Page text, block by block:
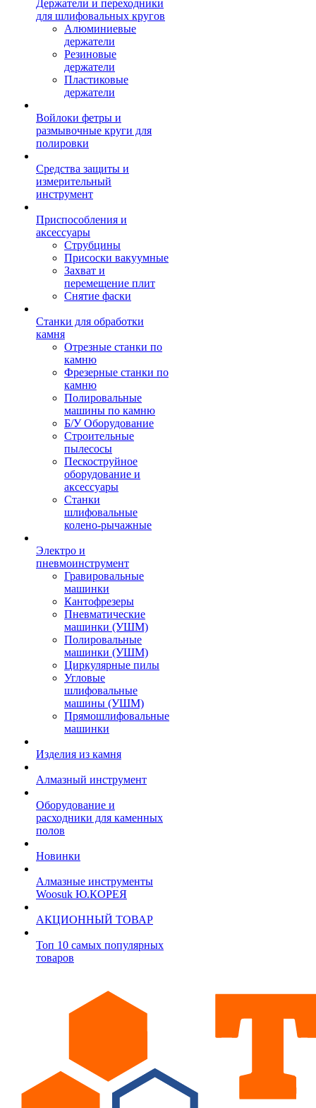
Держатели и переходники
для шлифовальных кругов
Алюминиевые
держатели
Резиновые
держатели
Пластиковые
держатели
Войлоки фетры и
размывочные круги для
полировки
Средства защиты и
измерительный
инструмент
Приспособления и
аксессуары
Струбцины
Присоски вакуумные
Захват и
перемещение плит
Снятие фаски
Станки для обработки
камня
Отрезные станки по
камню
Фрезерные станки по
камню
Полировальные
машины по камню
Б/У Оборудование
Строительные
пылесосы
Пескоструйное
оборудование и
аксессуары
Станки
шлифовальные
колено-рычажные
Электро и
пневмоинструмент
Гравировальные
машинки
Кантофрезеры
Пневматические
машинки (УШМ)
Полировальные
машинки (УШМ)
Циркулярные пилы
Угловые
шлифовальные
машины (УШМ)
Прямошлифовальные
машинки
Изделия из камня
Алмазный инструмент
Оборудование и
расходники для каменных
полов
Новинки
Алмазные инструменты
Woosuk Ю.КОРЕЯ
АКЦИОННЫЙ ТОВАР
Топ 10 самых популярных
товаров